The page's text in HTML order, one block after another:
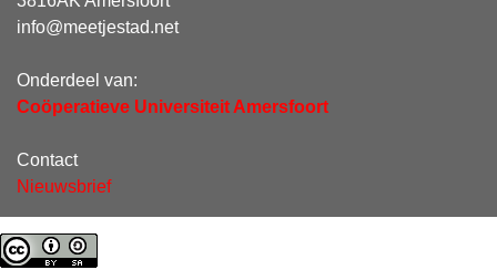
info@meetjestad.net
Onderdeel van:
Coöperatieve Universiteit Amersfoort
Contact
Nieuwsbrief